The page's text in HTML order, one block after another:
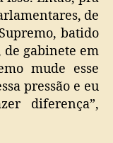
de
batido
de gabinete em
mude esse
pressão e eu
diferença”,